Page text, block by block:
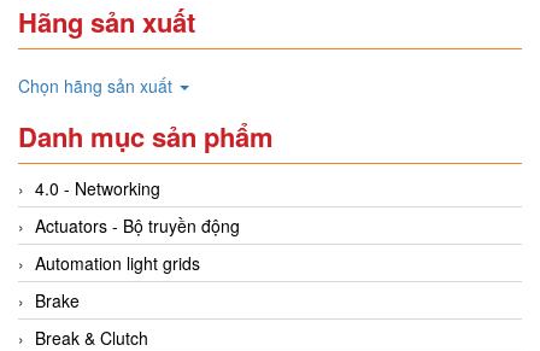
Hãng sản xuất
Chọn hãng sản xuất
Danh mục sản phẩm
4.0 - Networking
Actuators - Bộ truyền động
Automation light grids
Brake
Break & Clutch